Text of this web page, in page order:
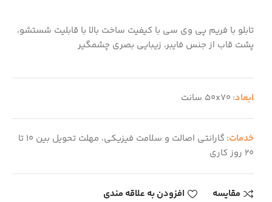
تابلو با فریم پی وی سی با کیفیت ساخت بالا با قابلیت شستشو،
پشت قاب از جنس فایبر، زیبایی بصری چشمگیر
ابعاد: 50x70 سانت
خدمات:
گارانتی اصالت و سلامت فیزیکی، مهلت تحویل بین 10 تا
20 روز کاری
مقایسه افزودن به علاقه مندی